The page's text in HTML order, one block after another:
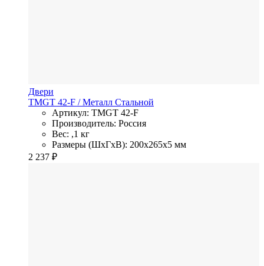
Двери
TMGT 42-F / Металл Стальной
Артикул: TMGT 42-F
Производитель: Россия
Вес: ,1 кг
Размеры (ШхГхВ): 200x265x5 мм
2 237 ₽